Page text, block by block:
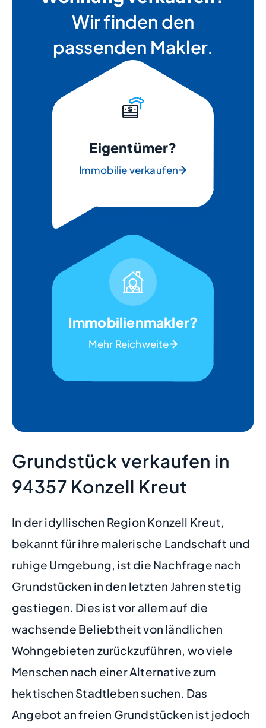
Wir finden den
passenden Makler.
Eigentümer?
Immobilie verkaufen
Immobilienmakler?
Mehr Reichweite
Grundstück verkaufen in
94357 Konzell Kreut
In der idyllischen Region Konzell Kreut,
bekannt für ihre malerische Landschaft und
ruhige Umgebung, ist die Nachfrage nach
Grundstücken in den letzten Jahren stetig
gestiegen. Dies ist vor allem auf die
wachsende Beliebtheit von ländlichen
Wohngebieten zurückzuführen, wo viele
Menschen nach einer Alternative zum
hektischen Stadtleben suchen. Das
Angebot an freien Grundstücken ist jedoch